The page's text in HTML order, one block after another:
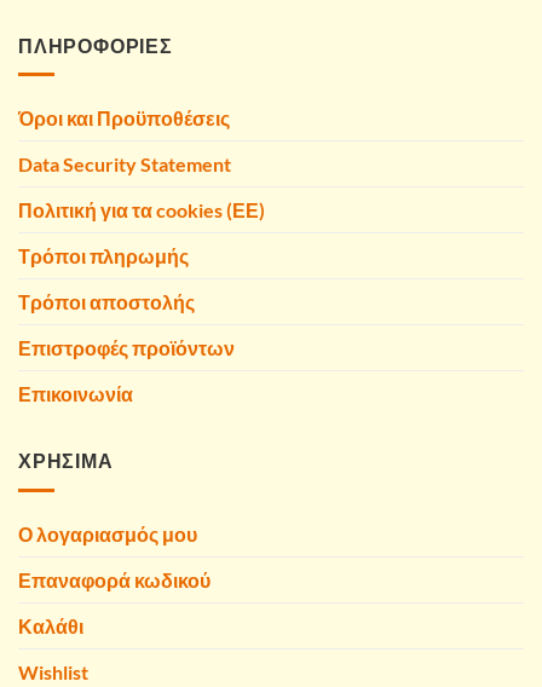
ΠΛΗΡΟΦΟΡΙΕΣ
Όροι και Προϋποθέσεις
Data Security Statement
Πολιτική για τα cookies (ΕΕ)
Τρόποι πληρωμής
Τρόποι αποστολής
Επιστροφές προϊόντων
Επικοινωνία
ΧΡΗΣΙΜΑ
Ο λογαριασμός μου
Επαναφορά κωδικού
Καλάθι
Wishlist